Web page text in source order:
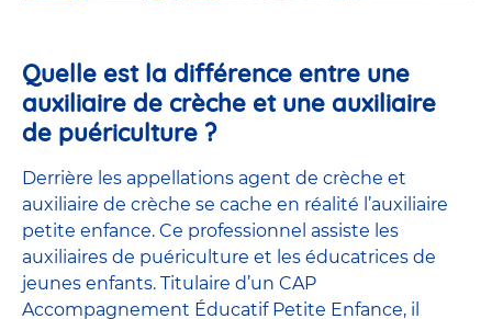
Quelle est la différence entre une
auxiliaire de crèche et une auxiliaire
de puériculture ?
Derrière les appellations agent de crèche et
auxiliaire de crèche se cache en réalité l’auxiliaire
petite enfance. Ce professionnel assiste les
auxiliaires de puériculture et les éducatrices de
jeunes enfants. Titulaire d’un CAP
Accompagnement Éducatif Petite Enfance, il